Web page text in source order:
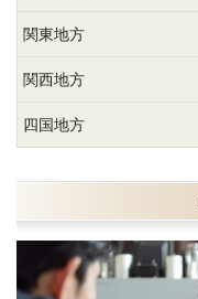
関東地方
関西地方
四国地方